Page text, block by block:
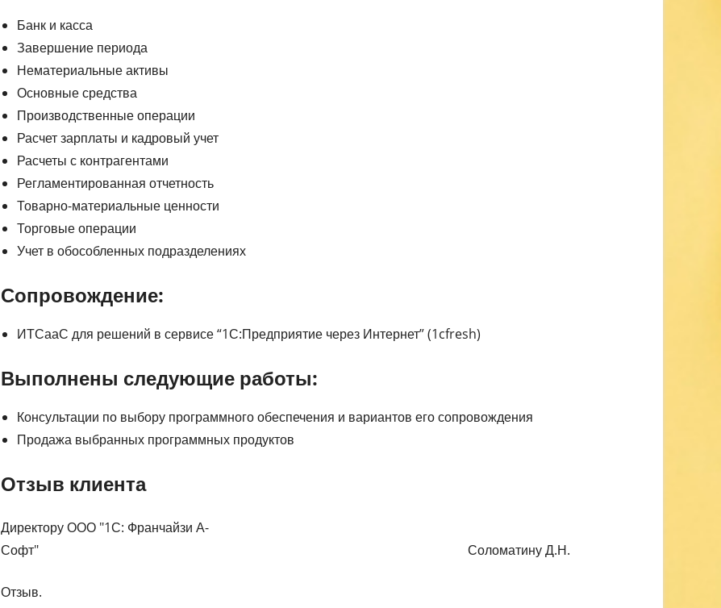
Банк и касса
Завершение периода
Нематериальные активы
Основные средства
Производственные операции
Расчет зарплаты и кадровый учет
Расчеты с контрагентами
Регламентированная отчетность
Товарно-материальные ценности
Торговые операции
Учет в обособленных подразделениях
Сопровождение:
ИТСааС для решений в сервисе “1С:Предприятие через Интернет” (1cfresh)
Выполнены следующие работы:
Консультации по выбору программного обеспечения и вариантов его сопровождения
Продажа выбранных программных продуктов
Отзыв клиента
Директору ООО "1С: Франчайзи А-
Софт" Соломатину Д.Н.
Отзыв.